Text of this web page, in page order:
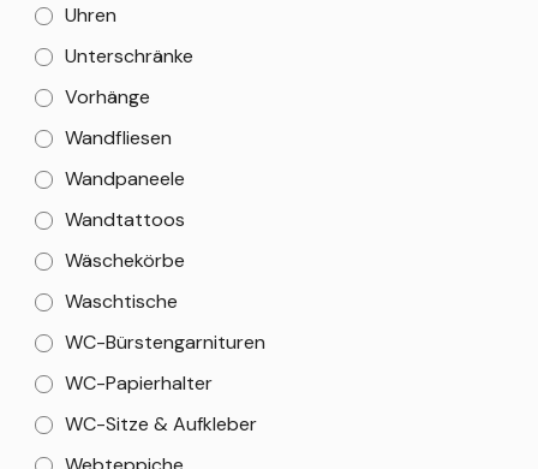
Uhren
Unterschränke
Vorhänge
Wandfliesen
Wandpaneele
Wandtattoos
Wäschekörbe
Waschtische
WC-Bürstengarnituren
WC-Papierhalter
WC-Sitze & Aufkleber